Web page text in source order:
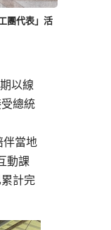
團代表」活
以線
總統
伴當地
動課
累計完